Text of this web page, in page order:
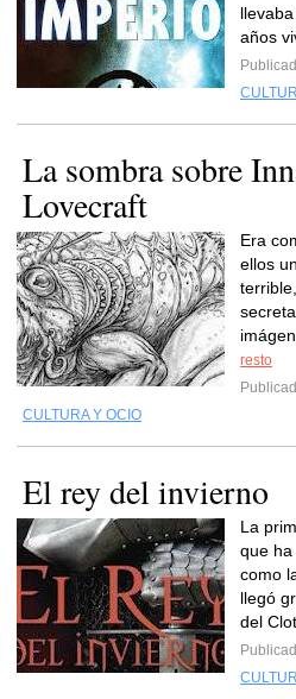
años
La sombra sobre
Lovecraft
Era
ellos
resto
CULTURA Y OCIO
El rey del invierno
La
que
como
llegó
del